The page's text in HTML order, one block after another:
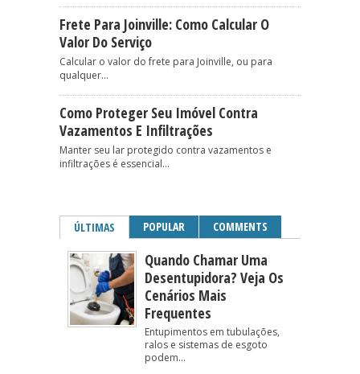
Frete Para Joinville: Como Calcular O
Valor Do Serviço
Calcular o valor do frete para Joinville, ou para
qualquer...
Como Proteger Seu Imóvel Contra
Vazamentos E Infiltrações
Manter seu lar protegido contra vazamentos e
infiltrações é essencial...
ÚLTIMAS POPULAR COMMENTS
Quando Chamar Uma
Desentupidora? Veja Os
Cenários Mais
Frequentes
Entupimentos em tubulações,
ralos e sistemas de esgoto
podem...